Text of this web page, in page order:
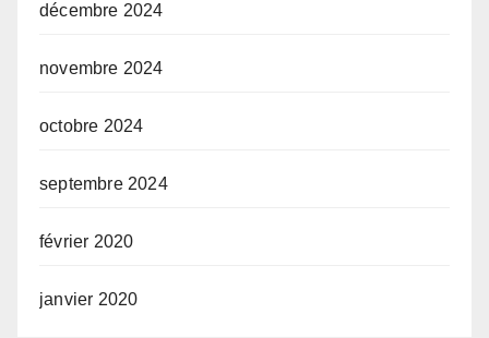
décembre 2024
novembre 2024
octobre 2024
septembre 2024
février 2020
janvier 2020